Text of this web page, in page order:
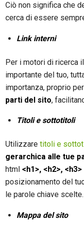
Ciò non significa che
cerca di essere
Link interni
Per i motori di ricerca
importante del tuo,
importanza, proprio
parti del sito,
Titoli e sottotitoli
Utilizzaretitoli e
gerarchica alle tue
html <h1>, <h2>, <h3>
posizionamento del
le parole chiave scelte.
Mappa del sito